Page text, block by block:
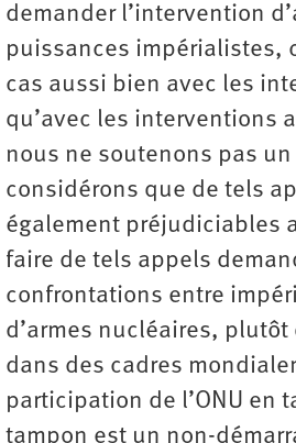
demander l’intervention
puissances impérialistes,
cas aussi bien avec les
qu’avec les interventions
nous ne soutenons pas
considérons que de tels
également préjudiciables
faire de tels appels
confrontations entre
d’armes nucléaires, plutôt
dans des cadres
participation de l’ONU en
tampon est un non-